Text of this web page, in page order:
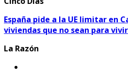
España pide a la UE limitar en
viviendas que no sean para vivir
La Razón